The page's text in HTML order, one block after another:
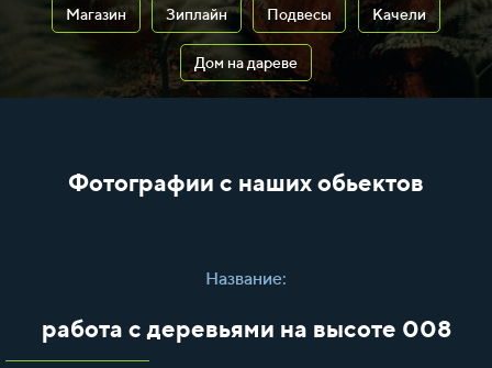
Магазин Зиплайн Подвесы Качели
Дом на дареве
Фотографии с наших обьектов
Название:
работа с деревьями на высоте 008